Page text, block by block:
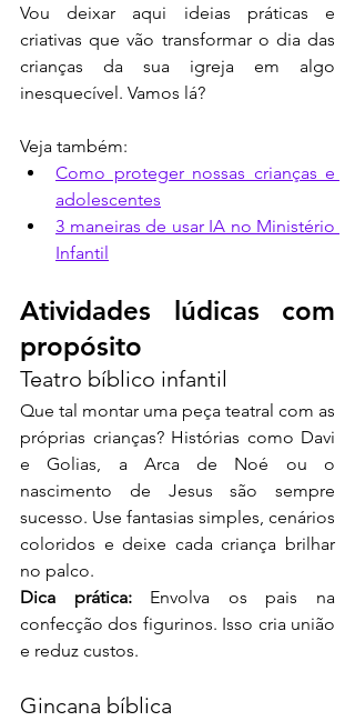
Vou deixar aqui ideias práticas e
criativas que vão transformar o dia das
crianças da sua igreja em algo
inesquecível. Vamos lá?
Veja também:
Como proteger nossas crianças e
adolescentes
3 maneiras de usar IA no Ministério
Infantil
Atividades lúdicas com
propósito
Teatro bíblico infantil
Que tal montar uma peça teatral com as
próprias crianças? Histórias como Davi
e Golias, a Arca de Noé ou o
nascimento de Jesus são sempre
sucesso. Use fantasias simples, cenários
coloridos e deixe cada criança brilhar
no palco.
Dica prática: Envolva os pais na
confecção dos figurinos. Isso cria união
e reduz custos.
Gincana bíblica